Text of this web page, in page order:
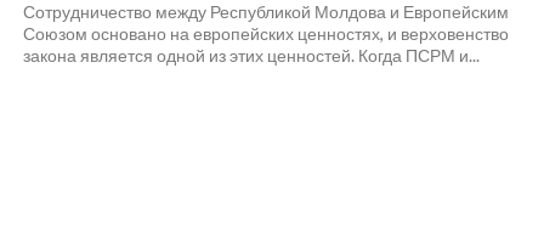
Сотрудничество между Республикой Молдова и Европейским
Союзом основано на европейских ценностях, и верховенство
закона является одной из этих ценностей. Когда ПСРМ и...